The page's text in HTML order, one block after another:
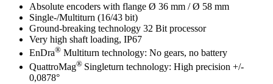
Absolute encoders with flange Ø 36 mm / Ø 58 mm
Single-/Multiturn (16/43 bit)
Ground-breaking technology 32 Bit processor
Very high shaft loading, IP67
EnDra® Multiturn technology: No gears, no battery
QuattroMag® Singleturn technology: High precision +/-
0,0878°